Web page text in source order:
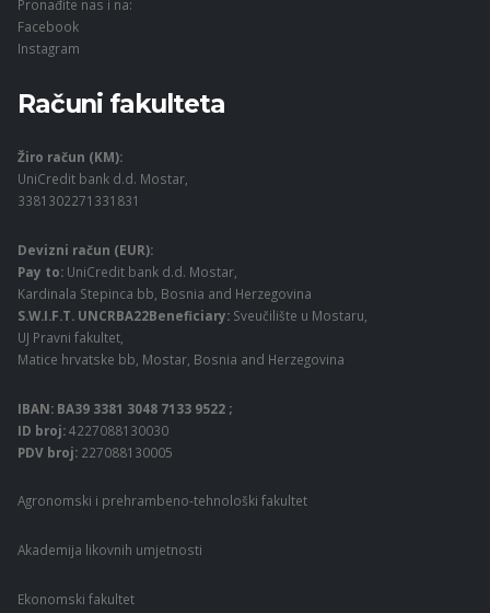
Pronađite nas i na:
Facebook
Instagram
Računi fakulteta
Žiro račun (KM):
UniCredit bank d.d. Mostar,
3381302271331831
Devizni račun (EUR):
Pay to: UniCredit bank d.d. Mostar,
Kardinala Stepinca bb, Bosnia and Herzegovina
S.W.I.F.T. UNCRBA22Beneficiary: Sveučilište u Mostaru,
UJ Pravni fakultet,
Matice hrvatske bb, Mostar, Bosnia and Herzegovina
IBAN: BA39 3381 3048 7133 9522 ;
ID broj:4227088130030
PDV broj: 227088130005
Agronomski i prehrambeno-tehnološki fakultet
Akademija likovnih umjetnosti
Ekonomski fakultet